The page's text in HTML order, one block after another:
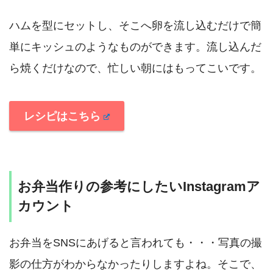
ハムを型にセットし、そこへ卵を流し込むだけで簡
単にキッシュのようなものができます。流し込んだ
ら焼くだけなので、忙しい朝にはもってこいです。
レシピはこちら
お弁当作りの参考にしたいInstagramア
カウント
お弁当をSNSにあげると言われても・・・写真の撮
影の仕方がわからなかったりしますよね。そこで、